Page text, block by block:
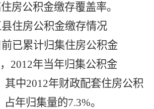
房公积金缴存覆盖率。
住房公积金缴存情况
已累计归集住房公积金
2012年当年归集公积金
其中2012年财政配套住房公积
年归集量的7.3%。